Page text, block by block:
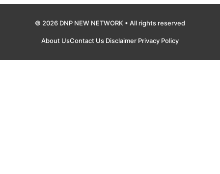
© 2026 DNP NEW NETWORK • All rights reserved
About UsContact Us Disclaimer Privacy Policy